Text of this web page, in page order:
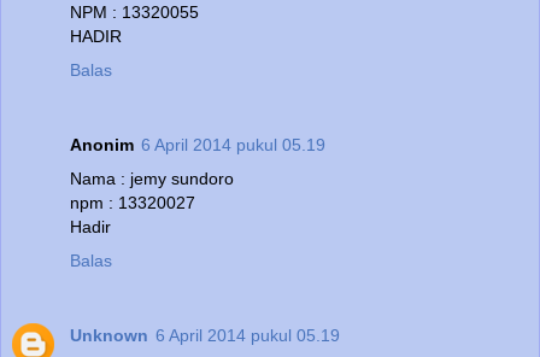
NPM : 13320055
HADIR
Balas
Anonim 6 April 2014 pukul 05.19
Nama : jemy sundoro
npm : 13320027
Hadir
Balas
Unknown 6 April 2014 pukul 05.19